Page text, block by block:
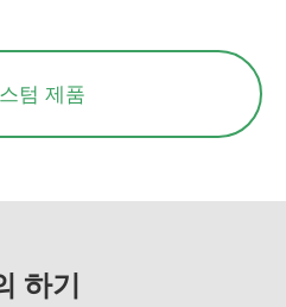
텀 제품
하기